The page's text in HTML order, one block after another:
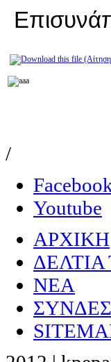
/
Youtube
ΑΡΧΙΚΗ
NEA